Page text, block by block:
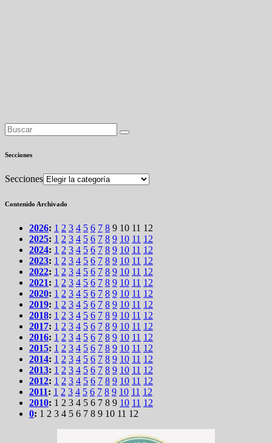
Secciones
Secciones
Contenido Archivado
2026: 1 2 3 4 5 6 7 8 9 10 11 12
2025: 1 2 3 4 5 6 7 8 9 10 11 12
2024: 1 2 3 4 5 6 7 8 9 10 11 12
2023: 1 2 3 4 5 6 7 8 9 10 11 12
2022: 1 2 3 4 5 6 7 8 9 10 11 12
2021: 1 2 3 4 5 6 7 8 9 10 11 12
2020: 1 2 3 4 5 6 7 8 9 10 11 12
2019: 1 2 3 4 5 6 7 8 9 10 11 12
2018: 1 2 3 4 5 6 7 8 9 10 11 12
2017: 1 2 3 4 5 6 7 8 9 10 11 12
2016: 1 2 3 4 5 6 7 8 9 10 11 12
2015: 1 2 3 4 5 6 7 8 9 10 11 12
2014: 1 2 3 4 5 6 7 8 9 10 11 12
2013: 1 2 3 4 5 6 7 8 9 10 11 12
2012: 1 2 3 4 5 6 7 8 9 10 11 12
2011: 1 2 3 4 5 6 7 8 9 10 11 12
2010: 1 2 3 4 5 6 7 8 9 10 11 12
0: 1 2 3 4 5 6 7 8 9 10 11 12